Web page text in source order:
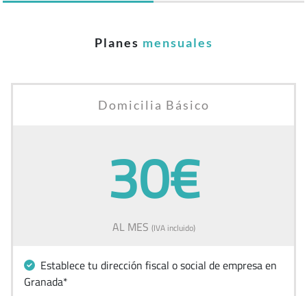
Planes mensuales
Domicilia Básico
30€
AL MES (IVA incluido)
Establece tu dirección fiscal o social de empresa en
Granada*